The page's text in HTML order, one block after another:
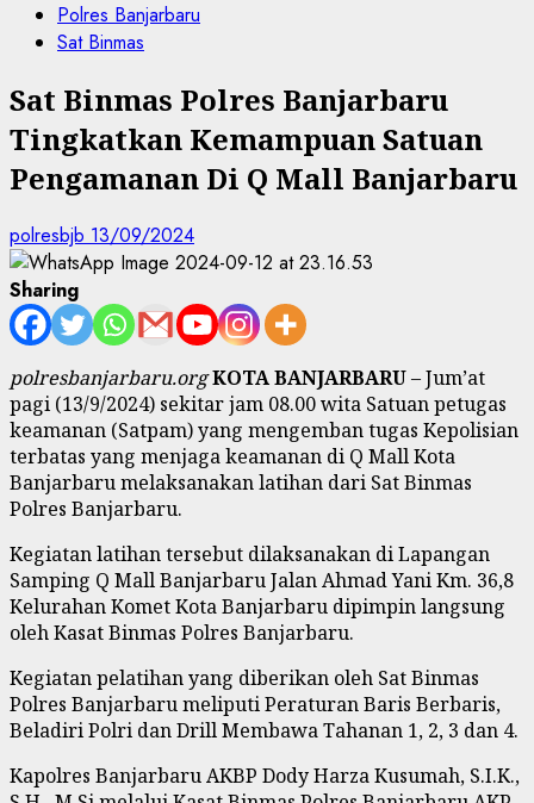
Polres Banjarbaru
Sat Binmas
Sat Binmas Polres Banjarbaru
Tingkatkan Kemampuan Satuan
Pengamanan Di Q Mall Banjarbaru
polresbjb 13/09/2024
Sharing
polresbanjarbaru.orgKOTA BANJARBARU– Jum’at
pagi (13/9/2024) sekitar jam 08.00 wita Satuan petugas
keamanan (Satpam) yang mengemban tugas Kepolisian
terbatas yang menjaga keamanan di Q Mall Kota
Banjarbaru melaksanakan latihan dari Sat Binmas
Polres Banjarbaru.
Kegiatan latihan tersebut dilaksanakan di Lapangan
Samping Q Mall Banjarbaru Jalan Ahmad Yani Km. 36,8
Kelurahan Komet Kota Banjarbaru dipimpin langsung
oleh Kasat Binmas Polres Banjarbaru.
Kegiatan pelatihan yang diberikan oleh Sat Binmas
Polres Banjarbaru meliputi Peraturan Baris Berbaris,
Beladiri Polri dan Drill Membawa Tahanan 1, 2, 3 dan 4.
Kapolres Banjarbaru AKBP Dody Harza Kusumah, S.I.K.,